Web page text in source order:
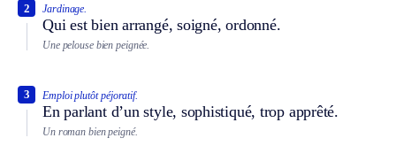
Jardinage.
Qui est bien arrangé, soigné, ordonné.
2
Une pelouse bien peignée.
Emploi plutôt péjoratif.
En parlant d’un style, sophistiqué, trop apprêté.
3
Un roman bien peigné.